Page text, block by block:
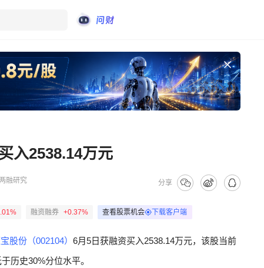
入2538.14万元
两融研究 分享
融资融券 +0.37% 查看股票机会 下载客户端
股份（002104） 6月5日获融资买入2538.14万元，该股当前
历史30%分位水平。